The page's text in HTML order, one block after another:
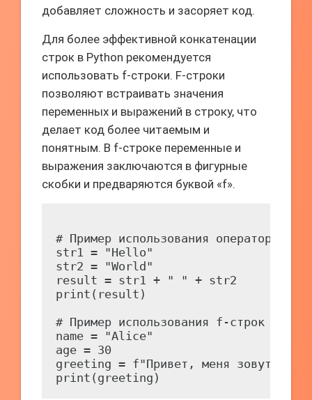
добавляет сложность и засоряет код.
Для более эффективной конкатенации
строк в Python рекомендуется
использовать f-строки. F-строки
позволяют встраивать значения
переменных и выражений в строку, что
делает код более читаемым и
понятным. В f-строке переменные и
выражения заключаются в фигурные
скобки и предваряются буквой «f».
# Пример использования оператора "+"
str1 = "Hello"
str2 = "World"
result = str1 + " " + str2
print(result)
# Пример использования f-строк
name = "Alice"
age = 30
greeting = f"Привет, меня зовут